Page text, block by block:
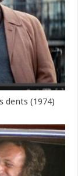
dents (1974)